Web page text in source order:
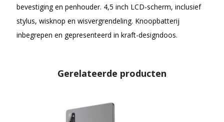
bevestiging en penhouder. 4,5 inch LCD-scherm, inclusief
stylus, wisknop en wisvergrendeling. Knoopbatterij
inbegrepen en gepresenteerd in kraft-designdoos.
Gerelateerde producten